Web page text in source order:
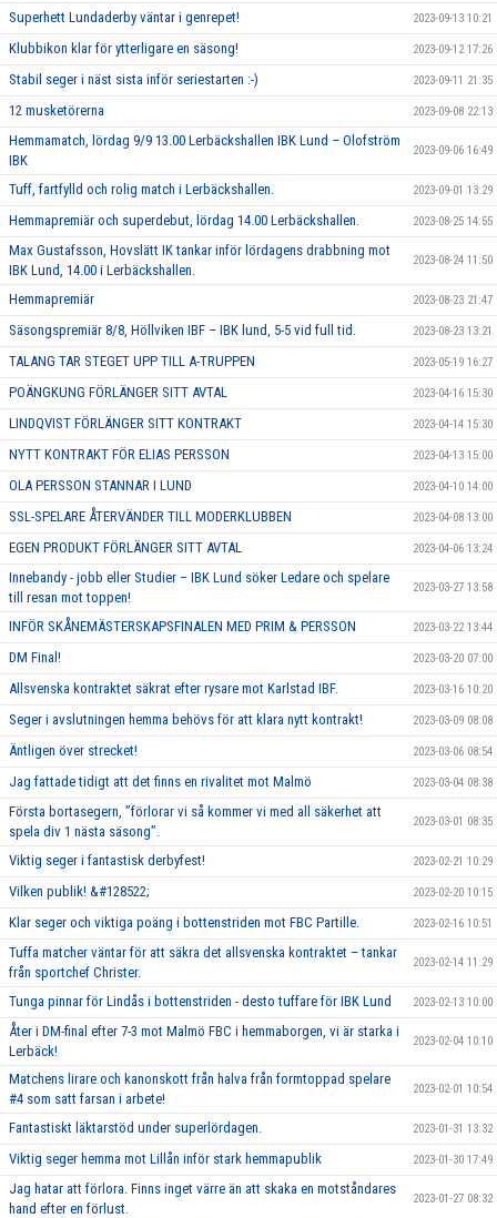
Superhett Lundaderby väntar i genrepet! 2023-09-13 10:21
Klubbikon klar för ytterligare en säsong! 2023-09-12 17:26
Stabil seger i näst sista inför seriestarten :-) 2023-09-11 21:35
12 musketörerna 2023-09-08 22:13
Hemmamatch, lördag 9/9 13.00 Lerbäckshallen IBK Lund – Olofström
IBK
2023-09-06 16:49
Tuff, fartfylld och rolig match i Lerbäckshallen. 2023-09-01 13:29
Hemmapremiär och superdebut, lördag 14.00 Lerbäckshallen. 2023-08-25 14:55
Max Gustafsson, Hovslätt IK tankar inför lördagens drabbning mot
IBK Lund, 14.00 i Lerbäckshallen.
2023-08-24 11:50
Hemmapremiär 2023-08-23 21:47
Säsongspremiär 8/8, Höllviken IBF – IBK lund, 5-5 vid full tid. 2023-08-23 13:21
TALANG TAR STEGET UPP TILL A-TRUPPEN 2023-05-19 16:27
POÄNGKUNG FÖRLÄNGER SITT AVTAL 2023-04-16 15:30
LINDQVIST FÖRLÄNGER SITT KONTRAKT 2023-04-14 15:30
NYTT KONTRAKT FÖR ELIAS PERSSON 2023-04-13 15:00
OLA PERSSON STANNAR I LUND 2023-04-10 14:00
SSL-SPELARE ÅTERVÄNDER TILL MODERKLUBBEN 2023-04-08 13:00
EGEN PRODUKT FÖRLÄNGER SITT AVTAL 2023-04-06 13:24
Innebandy - jobb eller Studier – IBK Lund söker Ledare och spelare
till resan mot toppen!
2023-03-27 13:58
INFÖR SKÅNEMÄSTERSKAPSFINALEN MED PRIM & PERSSON 2023-03-22 13:44
DM Final! 2023-03-20 07:00
Allsvenska kontraktet säkrat efter rysare mot Karlstad IBF. 2023-03-16 10:20
Seger i avslutningen hemma behövs för att klara nytt kontrakt! 2023-03-09 08:08
Äntligen över strecket! 2023-03-06 08:54
Jag fattade tidigt att det finns en rivalitet mot Malmö 2023-03-04 08:38
Första bortasegern, ’’förlorar vi så kommer vi med all säkerhet att
spela div 1 nästa säsong’’.
2023-03-01 08:35
Viktig seger i fantastisk derbyfest! 2023-02-21 10:29
Vilken publik! &#128522; 2023-02-20 10:15
Klar seger och viktiga poäng i bottenstriden mot FBC Partille. 2023-02-16 10:51
Tuffa matcher väntar för att säkra det allsvenska kontraktet – tankar
från sportchef Christer.
2023-02-14 11:29
Tunga pinnar för Lindås i bottenstriden - desto tuffare för IBK Lund 2023-02-13 10:00
Åter i DM-final efter 7-3 mot Malmö FBC i hemmaborgen, vi är starka i
Lerbäck!
2023-02-04 10:10
Matchens lirare och kanonskott från halva från formtoppad spelare
#4 som satt farsan i arbete!
2023-02-01 10:54
Fantastiskt läktarstöd under superlördagen. 2023-01-31 13:32
Viktig seger hemma mot Lillån inför stark hemmapublik 2023-01-30 17:49
Jag hatar att förlora. Finns inget värre än att skaka en motståndares
hand efter en förlust.
2023-01-27 08:32